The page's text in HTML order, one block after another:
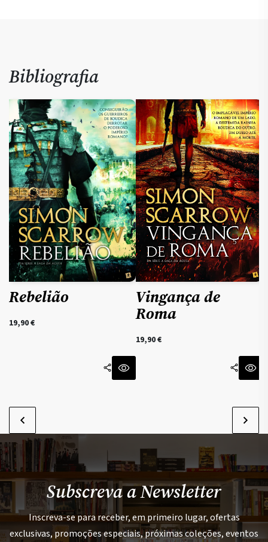
Bibliografia
Rebelião
19,90€
Vingança de
Roma
19,90€
Subscreva a Newsletter
Inscreva-se para receber, em primeiro lugar, ofertas
exclusivas, promoções especiais, próximas coleções, eventos